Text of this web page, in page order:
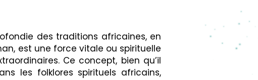
des traditions africaines, en
est une force vitale ou spirituelle
Ce concept, bien qu’il
les folklores spirituels africains,